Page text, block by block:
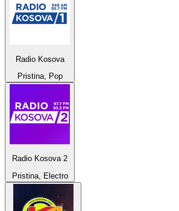
Radio Kosova
Pristina, Pop
Radio Kosova 2
Pristina, Electro